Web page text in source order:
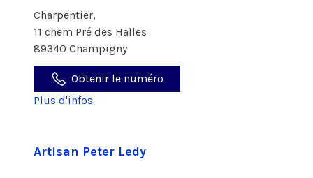
Charpentier,
11 chem Pré des Halles
89340 Champigny
Obtenir le numéro
Plus d'infos
Artisan Peter Ledy